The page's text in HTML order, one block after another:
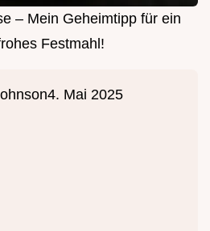
– Mein Geheimtipp für ein
Festmahl!
4. Mai 2025